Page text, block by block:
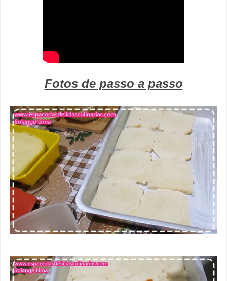
Fotos de passo a passo